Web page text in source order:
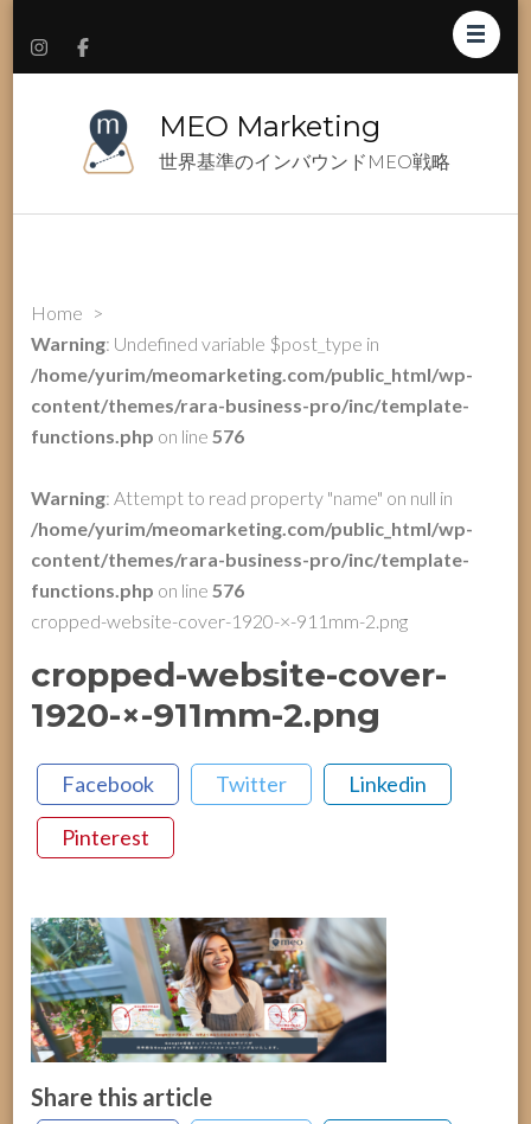
MEO Marketing
世界基準のインバウンドMEO戦略
Home >
Warning: Undefined variable $post_type in
/home/yurim/meomarketing.com/public_html/wp-
content/themes/rara-business-pro/inc/template-
functions.php on line576
Warning: Attempt to read property "name" on null in
/home/yurim/meomarketing.com/public_html/wp-
content/themes/rara-business-pro/inc/template-
functions.php on line576
cropped-website-cover-1920-×-911mm-2.png
cropped-website-cover-
1920-×-911mm-2.png
Facebook Twitter Linkedin
Pinterest
Share this article